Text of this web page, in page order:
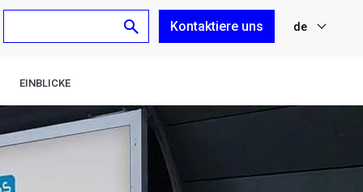
Kontaktiere uns de
EINBLICKE